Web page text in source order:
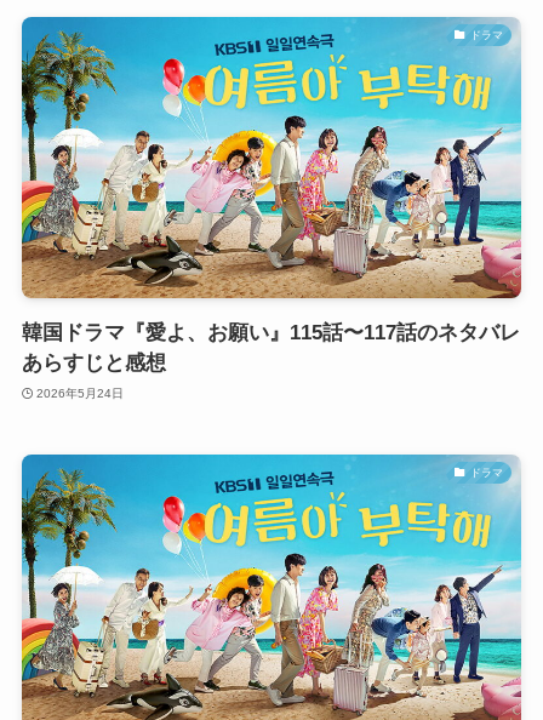
ドラマ
韓国ドラマ『愛よ、お願い』115話〜117話のネタバレ
あらすじと感想
2026年5月24日
ドラマ